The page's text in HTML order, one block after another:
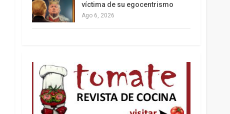
víctima de su egocentrismo
Ago 6, 2026